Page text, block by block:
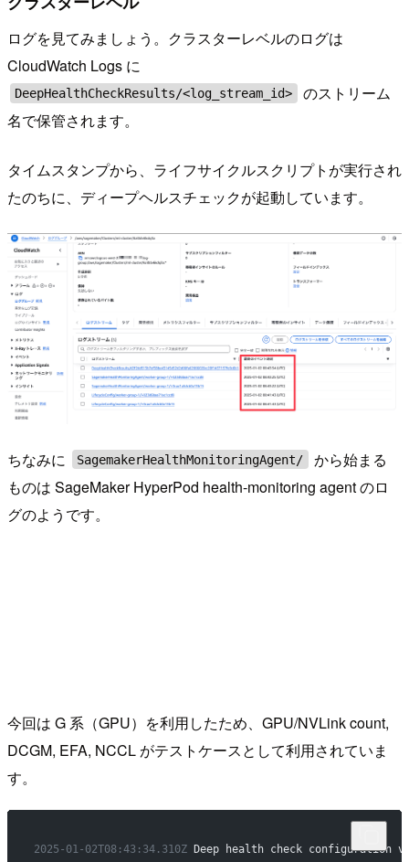
ログを見てみましょう。クラスターレベルのログは
CloudWatch Logs に
DeepHealthCheckResults/<log_stream_id>
のストリーム
名で保管されます。
タイムスタンプから、ライフサイクルスクリプトが実行され
たのちに、ディープヘルスチェックが起動しています。
ちなみに SagemakerHealthMonitoringAgent/
から始まる
ものは SageMaker HyperPod health-monitoring agent のロ
グのようです。
今回は G 系（GPU）を利用したため、GPU/NVLink count,
DCGM, EFA, NCCL がテストケースとして利用されていま
す。
2025-01-02T08:43:34.310Z Deep health check configuration